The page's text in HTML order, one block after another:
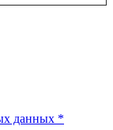
данных *